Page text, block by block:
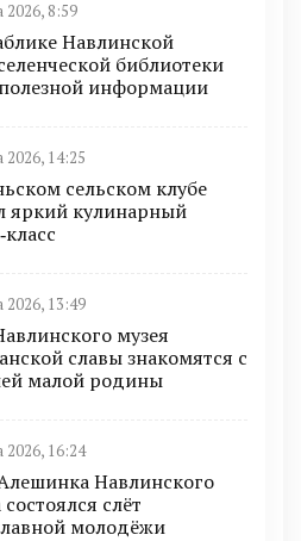
2026, 8:59
Навлинской
библиотеки
информации
2026, 14:25
сельском клубе
яркий кулинарный
2026, 13:49
музея
славы знакомятся с
малой родины
2026, 16:24
Навлинского
слёт
молодёжи